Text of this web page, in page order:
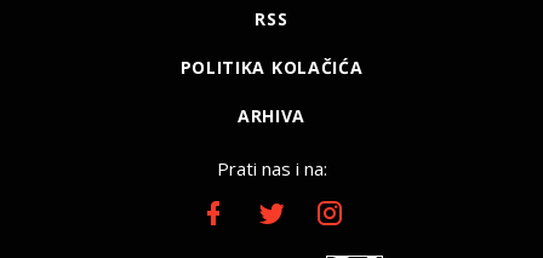
RSS
POLITIKA KOLAČIĆA
ARHIVA
Prati nas i na: